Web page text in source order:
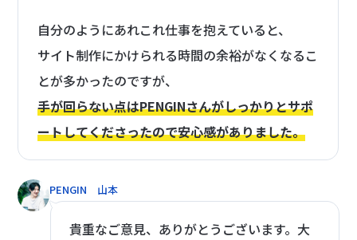
自分のようにあれこれ仕事を抱えていると、
サイト制作にかけられる時間の余裕がなくなるこ
とが多かったのですが、
手が回らない点はPENGINさんがしっかりとサポ
ートしてくださったので安心感がありました。
PENGIN 山本
貴重なご意見、ありがとうございます。大